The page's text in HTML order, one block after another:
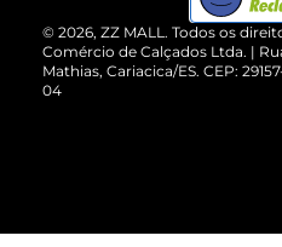
Cartão Presente
Vendas Corporativas
© 2026, ZZ MALL. Todos os
Comércio de Calçados Ltda. |
Mathias, Cariacica/ES. CEP:
04